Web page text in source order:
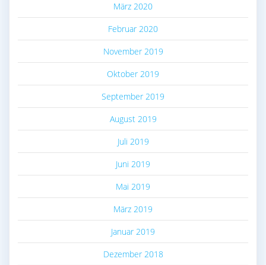
März 2020
Februar 2020
November 2019
Oktober 2019
September 2019
August 2019
Juli 2019
Juni 2019
Mai 2019
März 2019
Januar 2019
Dezember 2018